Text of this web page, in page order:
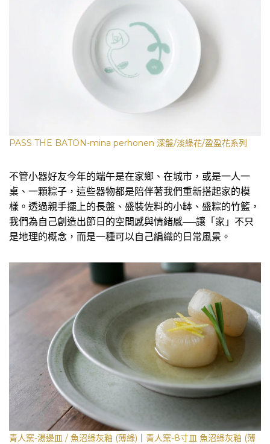
PASS THE BATON-mina perhonen 深盤/淡綠花/盈盈花系列
不管小器好友今年的端午是在家鄉、在城市，或是一人一
桌、一顆粽子，這些器物都是陪伴著我們重新搭起家的模
樣。透過親手擺上的長盤、盛裝佐料的小缽、盛粽的竹籃，
我們為自己創造出節日的空間感與情緒感──讓「家」不只
是地理的概念，而是一種可以自己編織的日常風景。
青人窯-湯邊皿 / 魚沼綠灰釉 (薄綠)
青人窯-8寸皿 魚沼綠灰釉 (薄